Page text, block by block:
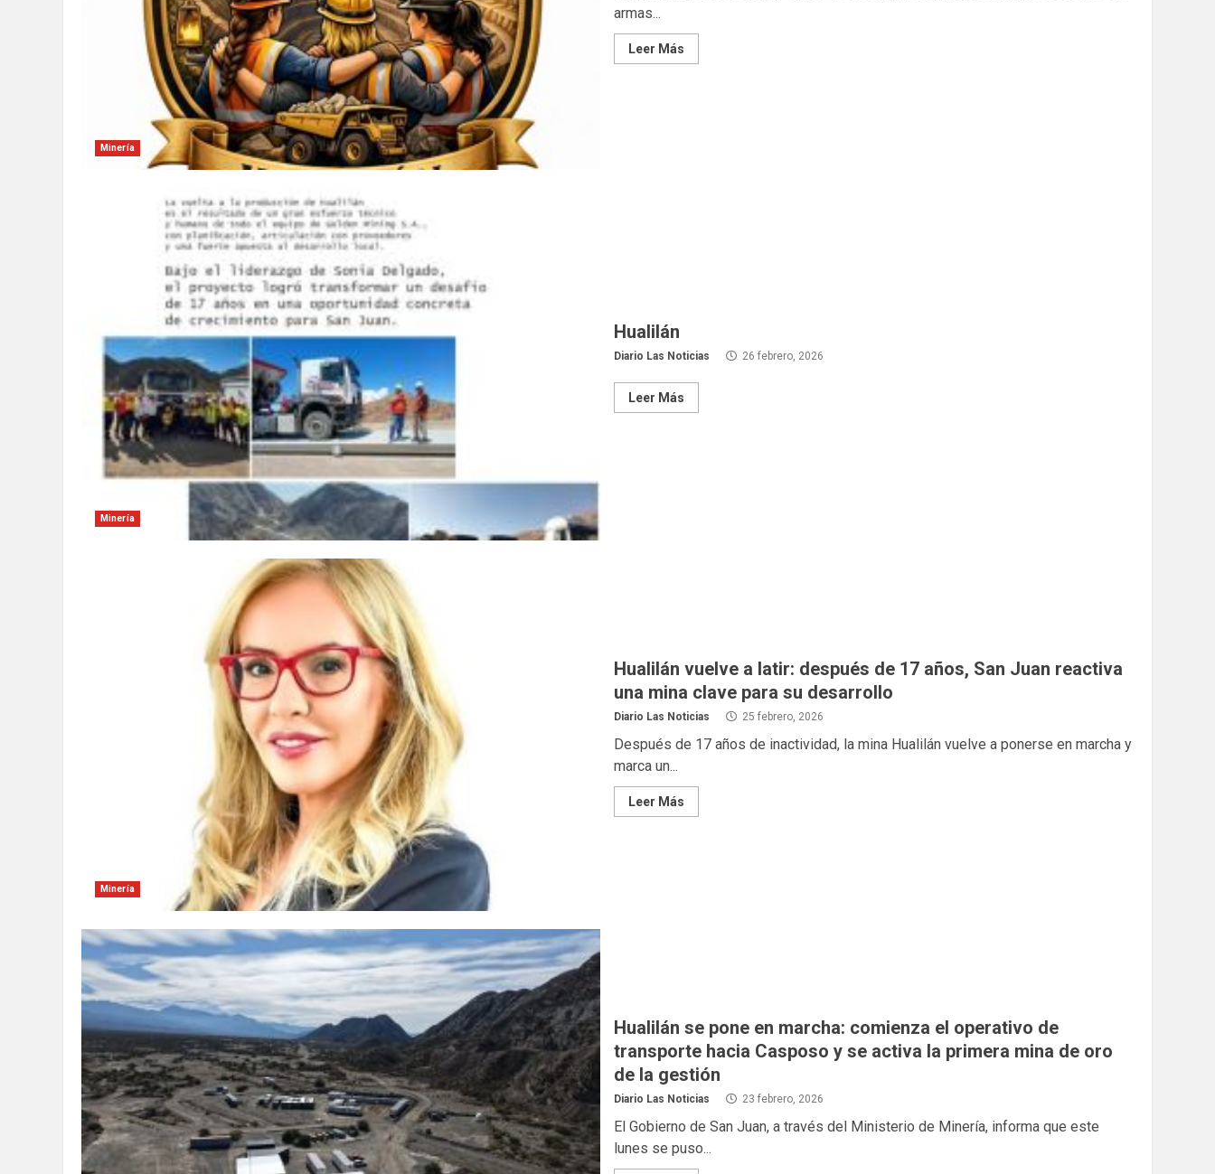
Minería
armas...
Leer Más
Minería
Hualilán
Diario Las Noticias 26 febrero, 2026
Leer Más
Minería
Hualilán vuelve a latir: después de 17 años, San Juan reactiva
una mina clave para su desarrollo
Diario Las Noticias 25 febrero, 2026
Después de 17 años de inactividad, la mina Hualilán vuelve a ponerse en marcha y
marca un...
Leer Más
Hualilán se pone en marcha: comienza el operativo de
transporte hacia Casposo y se activa la primera mina de oro
de la gestión
Diario Las Noticias 23 febrero, 2026
El Gobierno de San Juan, a través del Ministerio de Minería, informa que este
lunes se puso...